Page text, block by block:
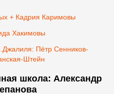
+ Кадрия Каримовы
Хакимовы
Пётр Сенников-
Штейн
школа: Александр